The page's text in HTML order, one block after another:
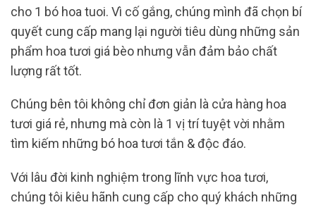
cho 1 bó hoa tuoi. Vì cố gắng, chúng mình đã chọn bí
quyết cung cấp mang lại người tiêu dùng những sản
phẩm hoa tươi giá bèo nhưng vẫn đảm bảo chất
lượng rất tốt.
Chúng bên tôi không chỉ đơn giản là cửa hàng hoa
tươi giá rẻ, nhưng mà còn là 1 vị trí tuyệt vời nhằm
tìm kiếm những bó hoa tươi tắn & độc đáo.
Với lâu đời kinh nghiệm trong lĩnh vực hoa tươi,
chúng tôi kiêu hãnh cung cấp cho quý khách những